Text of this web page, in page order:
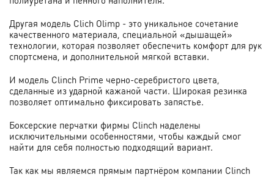
Другая модель Clich Olimp - это уникальное сочетание
качественного материала, специальной «дышащей»
технологии, которая позволяет обеспечить комфорт для рук
спортсмена, и дополнительной мягкой вставки.
И модель Clinch Prime черно-серебристого цвета,
сделанные из ударной кажаной части. Широкая резинка
позволяет оптимально фиксировать запястье.
Боксерские перчатки фирмы Clinch наделены
исключительными особенностями, чтобы каждый смог
найти для себя полностью подходящий вариант.
Так как мы являемся прямым партнёром компании Clinch